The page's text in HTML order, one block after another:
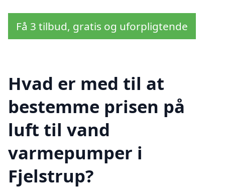
Få 3 tilbud, gratis og uforpligtende
Hvad er med til at
bestemme prisen på
luft til vand
varmepumper i
Fjelstrup?